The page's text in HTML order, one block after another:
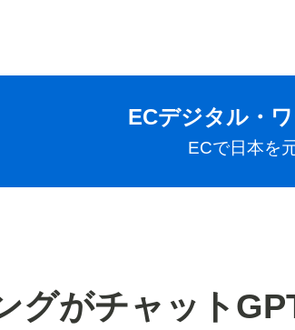
ECデジタル・
ECで日本を
グがチャット